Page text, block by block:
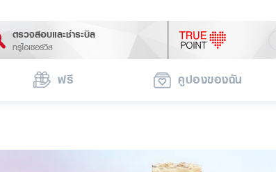
ตรวจสอบและชำระบิล
ทรูไอเซอร์วิส
ฟรี คูปองของฉัน